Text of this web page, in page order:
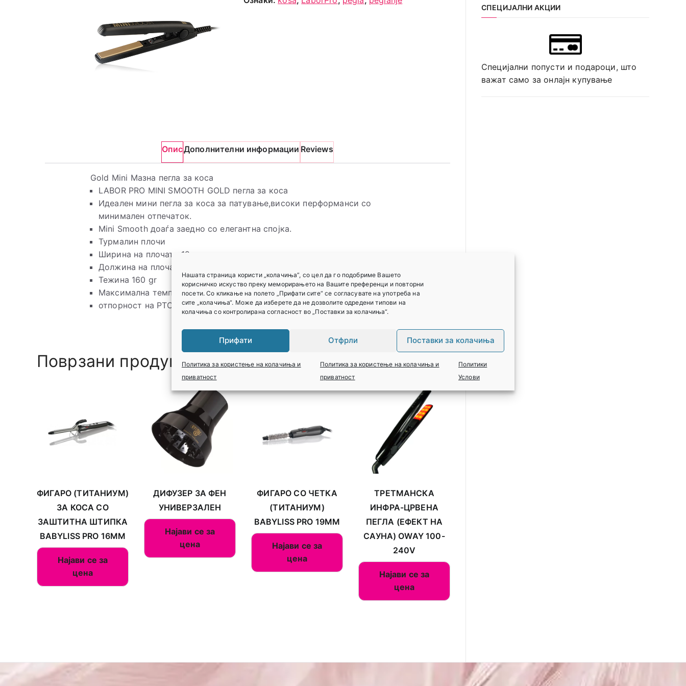
Нашата страница користи „колачиња”, со цел да го подобриме Вашето
корисничко искуство преку меморирањето на Вашите преференци и повторни
посети. Со кликање на полето „Прифати сите“ се согласувате на употреба на
сите „колачиња“. Може да изберете да не дозволите одредени типови на
колачиња со контролирана согласност во „Поставки за колачиња“.
Прифати Отфрли Поставки за колачиња
Политика за користење на колачиња и
приватност
Политика за користење на колачиња и
приватност
Политики
Услови
ОписДополнителни информации Reviews
Gold Mini Мазна пегла за коса
LABOR PRO MINI SMOOTH GOLD пегла за коса
Идеален мини пегла за коса за патување,високи перформанси со
минимален отпечаток.
Mini Smooth доаѓа заедно со елегантна спојка.
Турмалин плочи
Ширина на плочата 12mm
Должина на плочата 150mm
Тежина 160 gr
Максимална температура 200°C –
отпорност на PTC
Поврзани продукти
ФИГАРО (ТИТАНИУМ)
ЗА КОСА СО
ЗАШТИТНА ШТИПКА
BABYLISS PRO 16ММ
Најави се за
цена
ДИФУЗЕР ЗА ФЕН
УНИВЕРЗАЛЕН
Најави се за
цена
ФИГАРО СО ЧЕТКА
(ТИТАНИУМ)
BABYLISS PRO 19ММ
Најави се за
цена
ТРЕТМАНСКА
ИНФРА-ЦРВЕНА
ПЕГЛА (ЕФЕКТ НА
САУНА) OWAY 100-
240V
Најави се за
цена
СПЕЦИЈАЛНИ АКЦИИ
Специјални попусти и подароци, што
важат само за онлајн купување